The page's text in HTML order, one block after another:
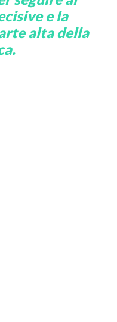
e la
alta della